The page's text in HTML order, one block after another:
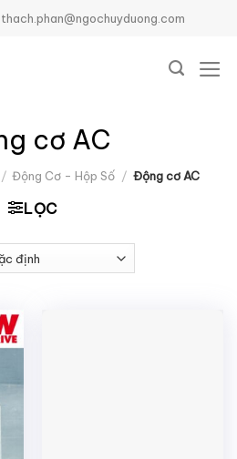
thach.phan@ngochuyduong.com
cơ AC
/ Động Cơ - Hộp Số / Động cơ AC
LỌC